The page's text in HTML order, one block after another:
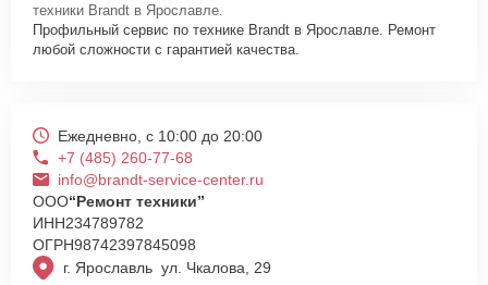
техники Brandt в Ярославле.
Профильный сервис по технике Brandt в Ярославле. Ремонт
любой сложности с гарантией качества.
г. Ярославль ул. Чкалова, 29
Ежедневно, с 10:00 до 20:00
+7 (485) 260-77-68
info@brandt-service-center.ru
ООО“Ремонт техники”
ИНН234789782
ОГРН98742397845098